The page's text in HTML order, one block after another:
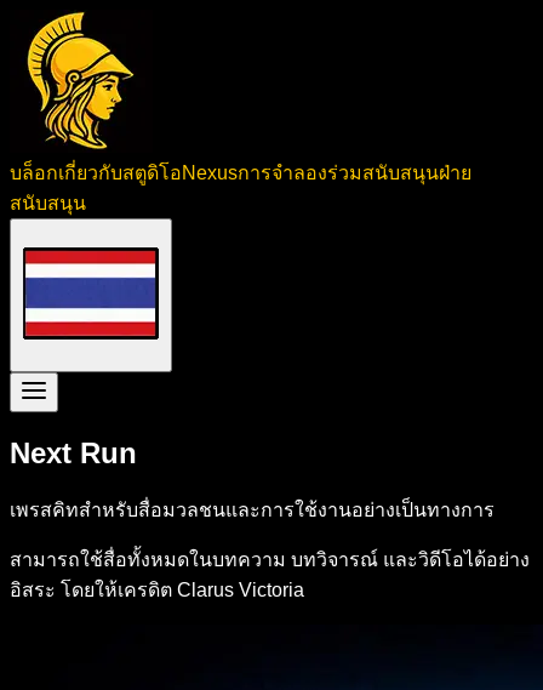
บล็อกเกี่ยวกับสตูดิโอNexusการจำลองร่วมสนับสนุนฝ่าย
สนับสนุน
Next Run
เพรสคิทสำหรับสื่อมวลชนและการใช้งานอย่างเป็นทางการ
สามารถใช้สื่อทั้งหมดในบทความ บทวิจารณ์ และวิดีโอได้อย่าง
อิสระ โดยให้เครดิต Clarus Victoria